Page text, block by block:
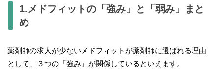
1.メドフィットの「強み」と「弱み」まと
め
薬剤師の求人が少ないメドフィットが薬剤師に選ばれる理由
として、３つの「強み」が関係しているといえます。